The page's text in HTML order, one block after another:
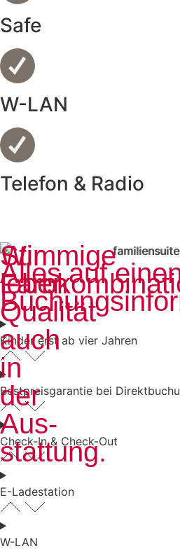
Safe
W-LAN
Telefon & Radio
Wir
leben
Qualität
auch
in
der
Aus­
stattung.
Stimmige
Alles auf
Kinder erst ab vier Jahren
Bestpreisgarantie bei
Check-In & Check-Out
E-Ladestation
W-LAN